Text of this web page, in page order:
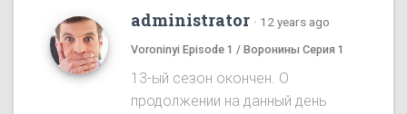
administrator · 12 years ago
Voroninyi Episode 1 / Воронины Серия 1
13-ый сезон окончен. О
продолжении на данный день